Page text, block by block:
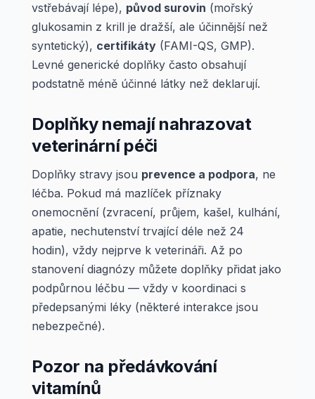
vstřebávají lépe), původ surovin (mořský
glukosamin z krill je dražší, ale účinnější než
syntetický), certifikáty (FAMI-QS, GMP).
Levné generické doplňky často obsahují
podstatně méně účinné látky než deklarují.
Doplňky nemají nahrazovat
veterinární péči
Doplňky stravy jsou prevence a podpora, ne
léčba. Pokud má mazlíček příznaky
onemocnění (zvracení, průjem, kašel, kulhání,
apatie, nechutenství trvající déle než 24
hodin), vždy nejprve k veterináři. Až po
stanovení diagnózy můžete doplňky přidat jako
podpůrnou léčbu — vždy v koordinaci s
předepsanými léky (některé interakce jsou
nebezpečné).
Pozor na předávkování
vitamínů